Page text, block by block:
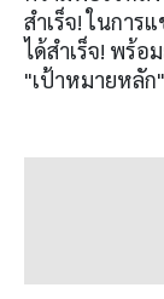
สำเร็จ! ในการ
ได้สำเร็จ! พร้อ
"เป้าหมายหลัก